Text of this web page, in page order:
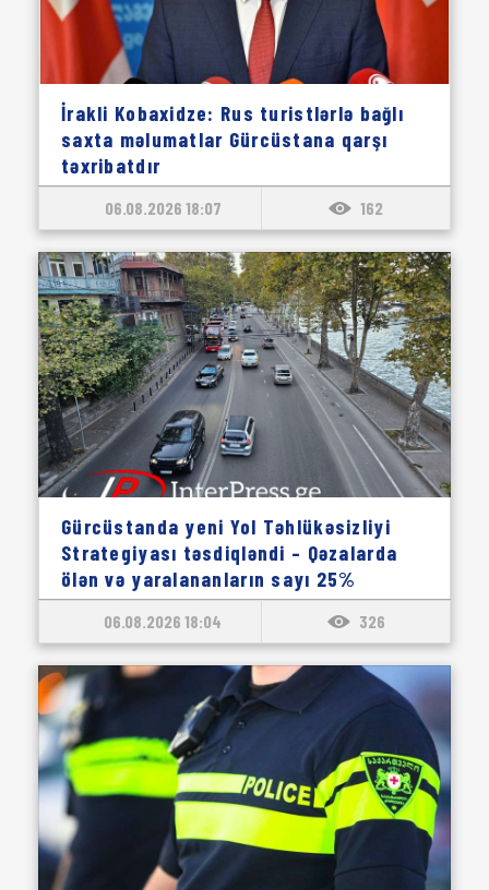
İrakli Kobaxidze: Rus turistlərlə bağlı
saxta məlumatlar Gürcüstana qarşı
təxribatdır
06.08.2026 18:07 162
Gürcüstanda yeni Yol Təhlükəsizliyi
Strategiyası təsdiqləndi – Qəzalarda
ölən və yaralananların sayı 25%
azaldılacaq
06.08.2026 18:04 326